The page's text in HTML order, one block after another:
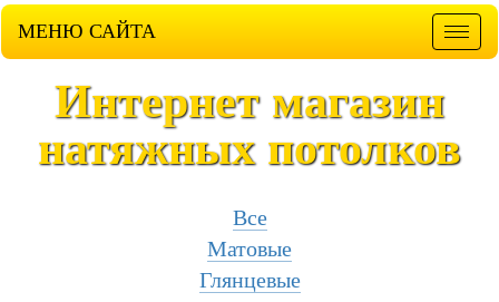
МЕНЮ САЙТА
Интернет магазин
натяжных потолков
Все
Матовые
Глянцевые